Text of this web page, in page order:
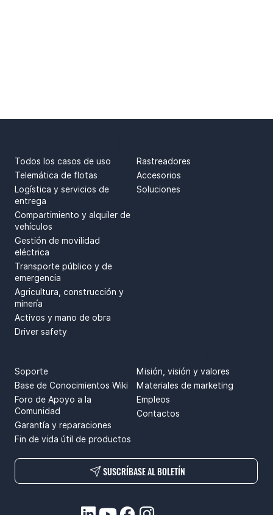
Todos los casos de uso
Telemática de flotas
Logística y servicios de
entrega
Compartimiento y alquiler de
vehículos
Gestión de movilidad
eléctrica
Transporte público y de
emergencia
Agricultura, construcción y
minería
Activos y mano de obra
Driver safety
Rastreadores
Accesorios
Soluciones
Misión, visión y valores
Materiales de marketing
Empleos
Contactos
Soporte
Base de Conocimientos Wiki
Foro de Apoyo a la
Comunidad
Garantía y reparaciones
Fin de vida útil de productos
SUSCRÍBASE AL BOLETÍN